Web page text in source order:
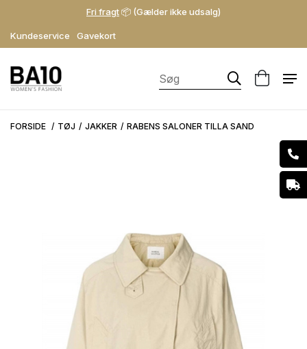
Kundeservice Gavekort
Fri fragt📦 (Gælder ikke udsalg)
FORSIDE TØJ JAKKER RABENS SALONER TILLA SAND